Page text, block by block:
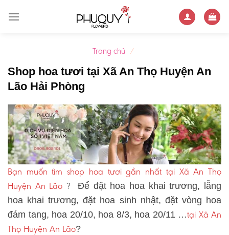
Trang chủ /
Shop hoa tươi tại Xã An Thọ Huyện An
Lão Hải Phòng
Bạn muốn tìm shop hoa tươi gần nhất tại Xã An Thọ
Huyện An Lão ?Để đặt hoa hoa khai trương, lẵng
hoa khai trương, đặt hoa sinh nhật, đặt vòng hoa
đám tang, hoa 20/10, hoa 8/3, hoa 20/11 …tại Xã An
Thọ Huyện An Lão?